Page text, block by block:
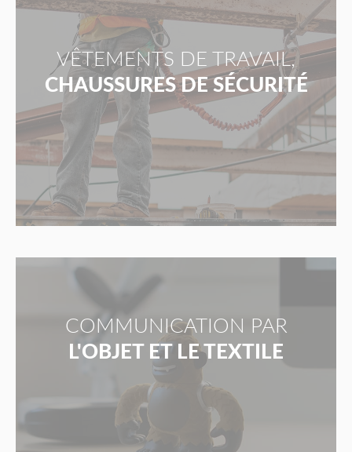
VÊTEMENTS DE TRAVAIL,
CHAUSSURES DE SÉCURITÉ
COMMUNICATION PAR
L'OBJET ET LE TEXTILE